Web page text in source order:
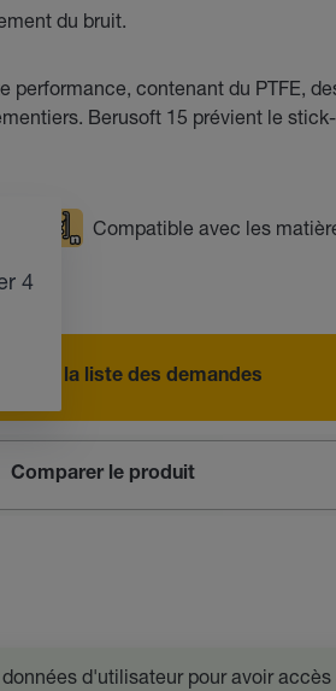
du bruit.
performance, contenant du PTFE,
Berusoft 15 prévient le
Compatible avec les
à la liste des demandes
Comparer le produit
4
d'utilisateur pour avoir